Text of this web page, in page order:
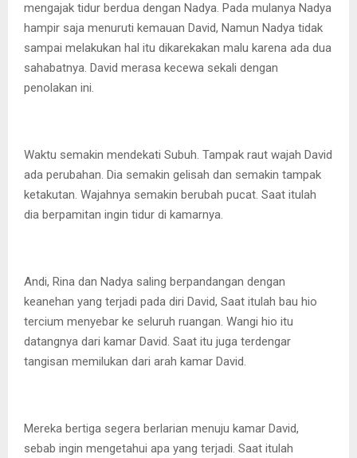
mengajak tidur berdua dengan Nadya. Pada mulanya Nadya
hampir saja menuruti kemauan David, Namun Nadya tidak
sampai melakukan hal itu dikarekakan malu karena ada dua
sahabatnya. David merasa kecewa sekali dengan
penolakan ini.
Waktu semakin mendekati Subuh. Tampak raut wajah David
ada perubahan. Dia semakin gelisah dan semakin tampak
ketakutan. Wajahnya semakin berubah pucat. Saat itulah
dia berpamitan ingin tidur di kamarnya.
Andi, Rina dan Nadya saling berpandangan dengan
keanehan yang terjadi pada diri David, Saat itulah bau hio
tercium menyebar ke seluruh ruangan. Wangi hio itu
datangnya dari kamar David. Saat itu juga terdengar
tangisan memilukan dari arah kamar David.
Mereka bertiga segera berlarian menuju kamar David,
sebab ingin mengetahui apa yang terjadi. Saat itulah